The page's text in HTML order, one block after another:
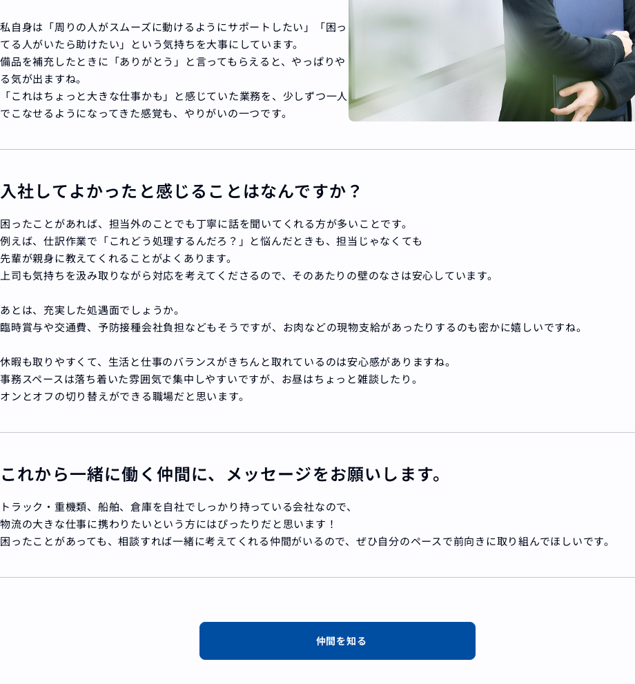
私自身は「周りの人がスムーズに動けるようにサポートしたい」「困っ
てる人がいたら助けたい」という気持ちを大事にしています。
備品を補充したときに「ありがとう」と言ってもらえると、やっぱりや
る気が出ますね。
「これはちょっと大きな仕事かも」と感じていた業務を、少しずつ一人
でこなせるようになってきた感覚も、やりがいの一つです。
入社してよかったと感じることはなんですか？
困ったことがあれば、担当外のことでも丁寧に話を聞いてくれる方が多いことです。
例えば、仕訳作業で「これどう処理するんだろ？」と悩んだときも、担当じゃなくても
先輩が親身に教えてくれることがよくあります。
上司も気持ちを汲み取りながら対応を考えてくださるので、そのあたりの壁のなさは安心しています。
あとは、充実した処遇面でしょうか。
臨時賞与や交通費、予防接種会社負担などもそうですが、お肉などの現物支給があったりするのも密かに嬉しいですね。
休暇も取りやすくて、生活と仕事のバランスがきちんと取れているのは安心感がありますね。
事務スペースは落ち着いた雰囲気で集中しやすいですが、お昼はちょっと雑談したり。
オンとオフの切り替えができる職場だと思います。
これから一緒に働く仲間に、メッセージをお願いします。
トラック・重機類、船舶、倉庫を自社でしっかり持っている会社なので、
物流の大きな仕事に携わりたいという方にはぴったりだと思います！
困ったことがあっても、相談すれば一緒に考えてくれる仲間がいるので、ぜひ自分のペースで前向きに取り組んでほしいです。
仲間を知る